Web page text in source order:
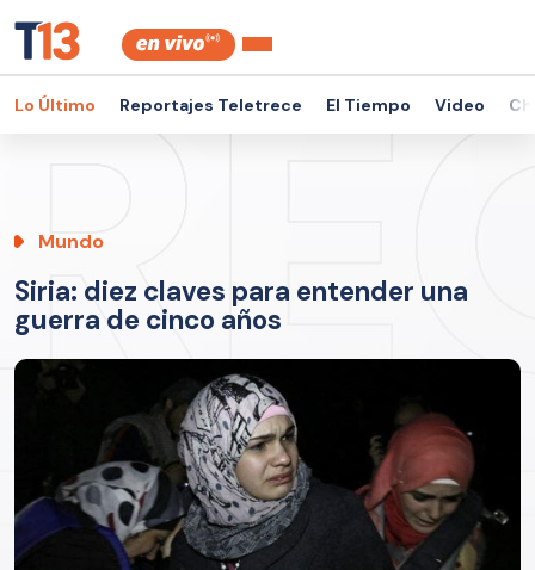
Lo Último Reportajes Teletrece El Tiempo Video
Mundo
Siria: diez claves para entender una
guerra de cinco años